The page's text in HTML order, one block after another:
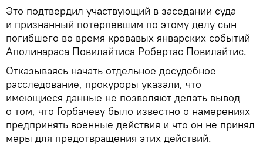
Это подтвердил участвующий в заседании суда
и признанный потерпевшим по этому делу сын
погибшего во время кровавых январских событий
Аполинараса Повилайтиса Робертас Повилайтис.
Отказываясь начать отдельное досудебное
расследование, прокуроры указали, что
имеющиеся данные не позволяют делать вывод
о том, что Горбачеву было известно о намерениях
предпринять военные действия и что он не принял
меры для предотвращения этих действий.